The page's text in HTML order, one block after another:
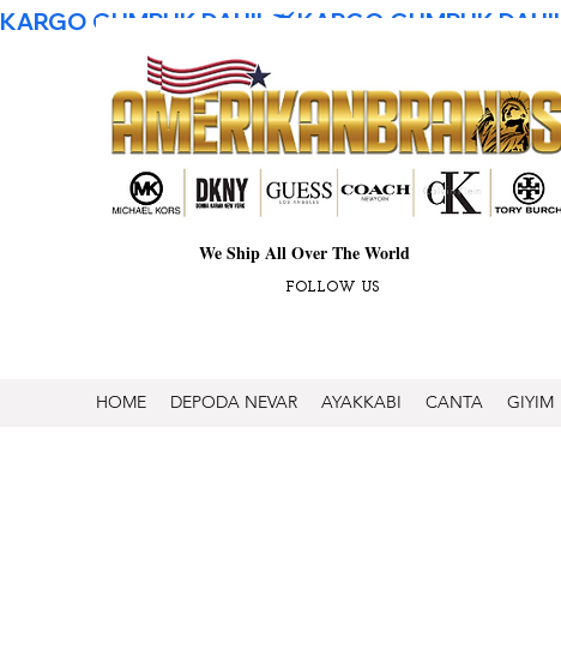
KARGO GUMRUK DAHIL
We Ship All Over The World
FOLLOW US
HOME DEPODA NEVAR AYAKKABI CANTA GIYIM